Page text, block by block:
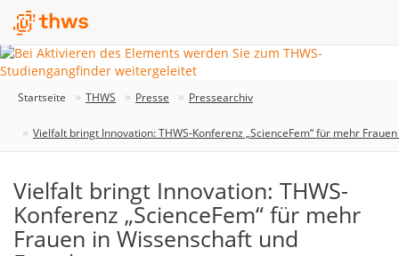
Startseite THWS Presse Pressearchiv
Vielfalt bringt Innovation: THWS-Konferenz „ScienceFem“ für mehr
Vielfalt bringt Innovation: THWS-
Konferenz „ScienceFem“ für mehr
Frauen in Wissenschaft und